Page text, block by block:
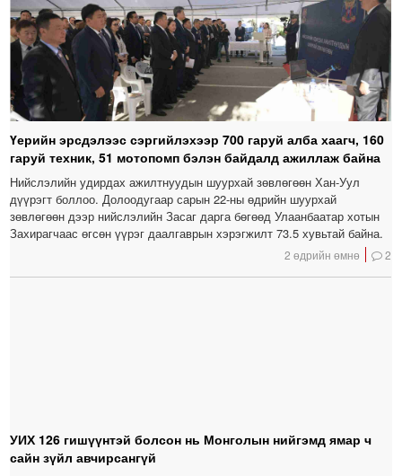
Үерийн эрсдэлээс сэргийлэхээр 700 гаруй алба хаагч, 160
гаруй техник, 51 мотопомп бэлэн байдалд ажиллаж байна
Нийслэлийн удирдах ажилтнуудын шуурхай зөвлөгөөн Хан-Уул
дүүрэгт боллоо. Долоодугаар сарын 22-ны өдрийн шуурхай
зөвлөгөөн дээр нийслэлийн Засаг дарга бөгөөд Улаанбаатар хотын
Захирагчаас өгсөн үүрэг даалгаврын хэрэгжилт 73.5 хувьтай байна.
2 өдрийн өмнө 2
УИХ 126 гишүүнтэй болсон нь Монголын нийгэмд ямар ч
сайн зүйл авчирсангүй